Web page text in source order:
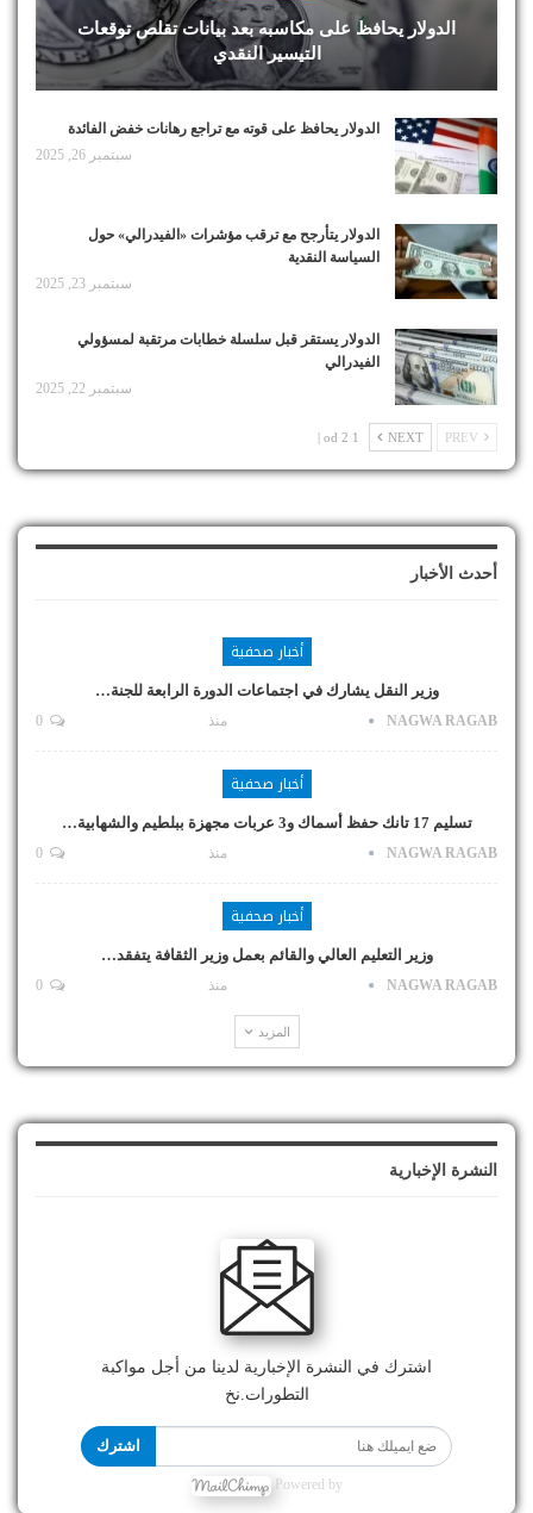
الدولار يحافظ على مكاسبه بعد بيانات تقلص توقعات
التيسير النقدي
الدولار يحافظ على قوته مع تراجع رهانات خفض الفائدة
سبتمبر 26, 2025
الدولار يتأرجح مع ترقب مؤشرات «الفيدرالي» حول
السياسة النقدية
سبتمبر 23, 2025
الدولار يستقر قبل سلسلة خطابات مرتقبة لمسؤولي
الفيدرالي
سبتمبر 22, 2025
NEXT
1 od 2 |
أحدث الأخبار
أخبار صحفية
وزير النقل يشارك في اجتماعات الدورة الرابعة للجنة…
NAGWA RAGAB منذ
أخبار صحفية
تسليم 17 تانك حفظ أسماك و3 عربات مجهزة ببلطيم والشهابية…
NAGWA RAGAB منذ
أخبار صحفية
وزير التعليم العالي والقائم بعمل وزير الثقافة يتفقد…
NAGWA RAGAB منذ
المزيد
النشرة الإخبارية
اشترك في النشرة الإخبارية لدينا من أجل مواكبة
التطورات.نخ
اشترك
Powered by